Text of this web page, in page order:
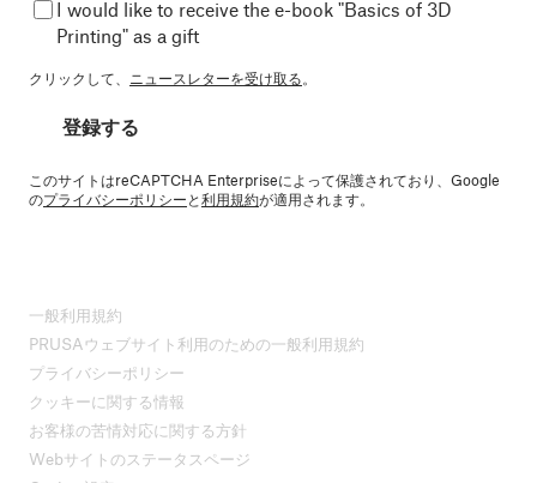
I would like to receive the e-book "Basics of 3D
Printing" as a gift
クリックして、 ニュースレターを受け取る。
登録する
このサイトはreCAPTCHA Enterpriseによって保護されており、Google
のプライバシーポリシーと利用規約が適用されます。
一般利用規約
PRUSAウェブサイト利用のための一般利用規約
プライバシーポリシー
クッキーに関する情報
お客様の苦情対応に関する方針
Webサイトのステータスページ